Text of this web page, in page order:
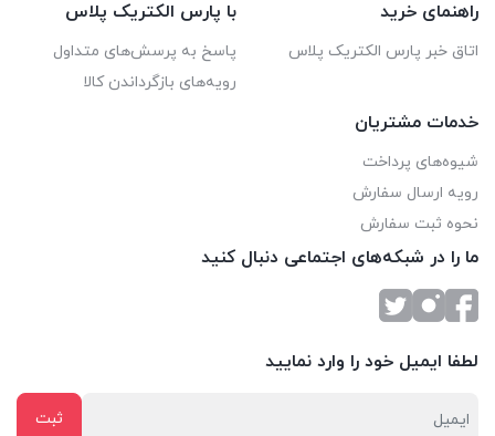
راهنمای خرید
اتاق خبر پارس الکتریک پلاس
با پارس الکتریک پلاس
پاسخ به پرسش‌های متداول
رویه‌های بازگرداندن کالا
خدمات مشتریان
شیوه‌های پرداخت
رویه ارسال سفارش
نحوه ثبت سفارش
ما را در شبکه‌های اجتماعی دنبال کنید
لطفا ایمیل خود را وارد نمایید